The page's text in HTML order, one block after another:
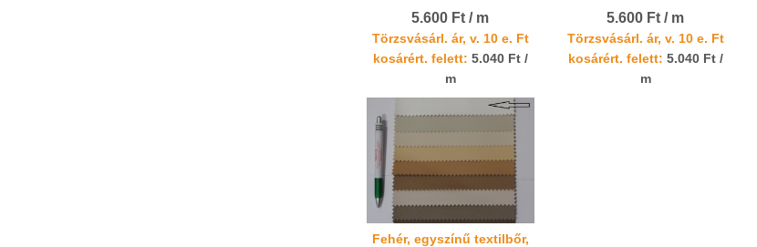
5.600 Ft / m
Törzsvásárl. ár, v. 10 e. Ft
kosárért. felett: 5.040 Ft /
m
5.600 Ft / m
Törzsvásárl. ár, v. 10 e. Ft
kosárért. felett: 5.040 Ft /
m
Fehér, egyszínű textilbőr,